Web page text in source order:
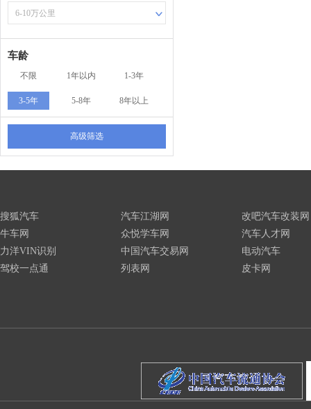
6-10万公里
车龄
不限 1年以内 1-3年
3-5年 5-8年 8年以上
高级筛选
搜狐汽车
牛车网
力洋VIN识别
驾校一点通
汽车江湖网
众悦学车网
中国汽车交易网
列表网
改吧汽车改装网
汽车人才网
电动汽车
皮卡网